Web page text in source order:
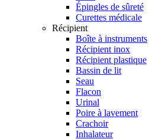
Épingles de sûreté
Curettes médicale
Récipient
Boîte à instruments
Récipient inox
Récipient plastique
Bassin de lit
Seau
Flacon
Urinal
Poire à lavement
Crachoir
Inhalateur